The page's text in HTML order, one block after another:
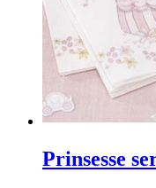
Prinsesse